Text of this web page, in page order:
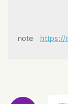
note https://